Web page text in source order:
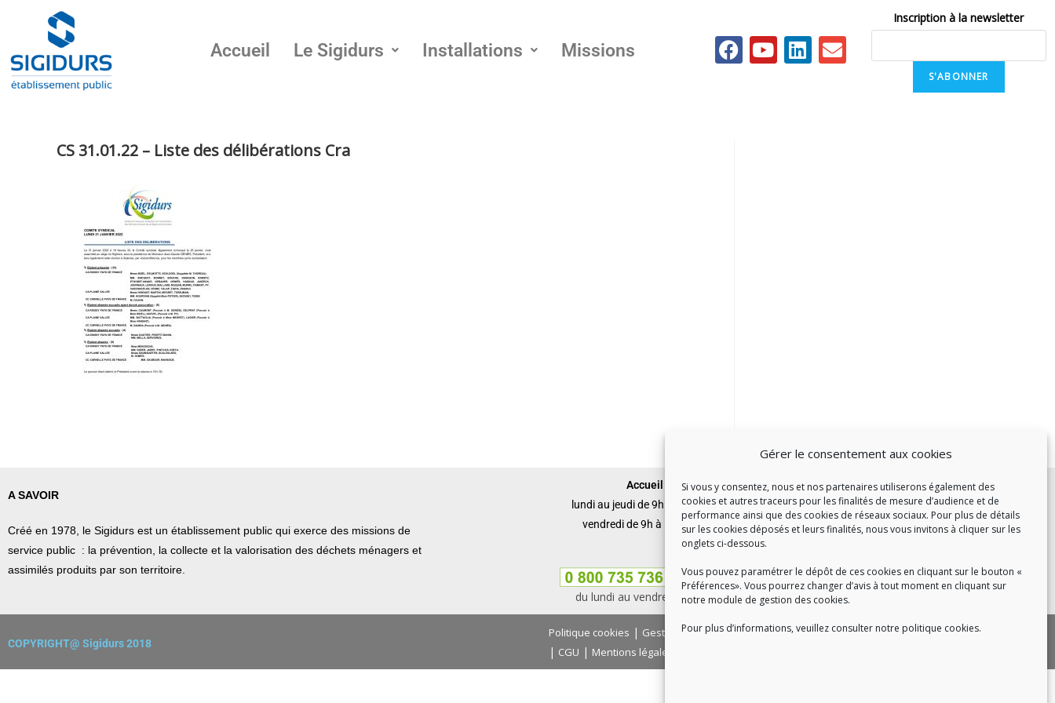
Gérer le consentement aux cookies
Si vous y consentez, nous et nos partenaires utiliserons également des
cookies et autres traceurs pour les finalités de mesure d’audience et de
performance ainsi que des cookies de réseaux sociaux. Pour plus de détails
sur les cookies déposés et leurs finalités, nous vous invitons à cliquer sur les
onglets ci-dessous.
Vous pouvez paramétrer le dépôt de ces cookies en cliquant sur le bouton «
Préférences». Vous pourrez changer d’avis à tout moment en cliquant sur
notre module de gestion des cookies.
Pour plus d’informations, veuillez consulter notre politique cookies.
Accueil Le Sigidurs Installations Missions
Inscription à la newsletter
S'ABONNER
CS 31.01.22 – Liste des délibérations Cra
A SAVOIR
Créé en 1978, le Sigidurs est un établissement public qui exerce des missions de
service public : la prévention, la collecte et la valorisation des déchets ménagers et
assimilés produits par son territoire.
Accueil du public :
lundi au jeudi de 9h à 12h et de 14h à 17h
vendredi de 9h à 12h et de 14h à 16h
du lundi au vendredi, de 8h30 à 18h30
COPYRIGHT@ Sigidurs 2018
Politique cookies | Gestion des cookies|Politique de confidentialité
| CGU | Mentions légales